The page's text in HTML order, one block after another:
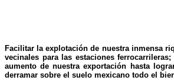
Facilitar la explotación de nuestra inmensa
vecinales para las estaciones
aumento de nuestra exportación hasta
derramar sobre el suelo mexicano todo el